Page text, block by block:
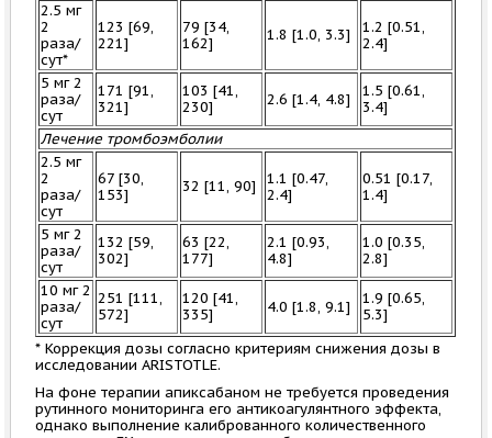
2.5 мг
2
раза/
сут*
123 [69,
221]
79 [34,
162]
1.8 [1.0, 3.3]
1.2 [0.51,
2.4]
5 мг 2
раза/
сут
171 [91,
321]
103 [41,
230]
2.6 [1.4, 4.8]
1.5 [0.61,
3.4]
Лечение тромбоэмболии
2.5 мг
2
раза/
сут
67 [30,
153]
32 [11, 90]
1.1 [0.47,
2.4]
0.51 [0.17,
1.4]
5 мг 2
раза/
сут
132 [59,
302]
63 [22,
177]
2.1 [0.93,
4.8]
1.0 [0.35,
2.8]
10 мг 2
раза/
сут
251 [111,
572]
120 [41,
335]
4.0 [1.8, 9.1]
1.9 [0.65,
5.3]
* Коррекция дозы согласно критериям снижения дозы в
исследовании ARISTOTLE.
На фоне терапии апиксабаном не требуется проведения
рутинного мониторинга его антикоагулянтного эффекта,
однако выполнение калиброванного количественного